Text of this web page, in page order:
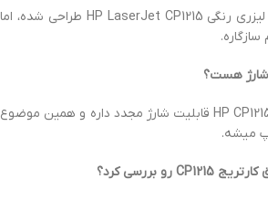
این ست مخصوص پرینتر لیزری رنگی HP LaserJet CP1215 طراحی شده، اما
بله، کارتریج غیر اورجینال HP CP1215 قابلیت شارژ مجدد داره و همین موضوع
میشه.